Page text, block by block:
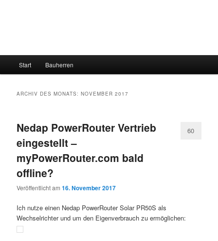
Start Bauherren
ARCHIV DES MONATS:NOVEMBER 2017
Nedap PowerRouter Vertrieb
eingestellt –
myPowerRouter.com bald
offline?
Veröffentlicht am16. November 2017
60
Ich nutze einen Nedap PowerRouter Solar PR50S als
Wechselrichter und um den Eigenverbrauch zu ermöglichen: